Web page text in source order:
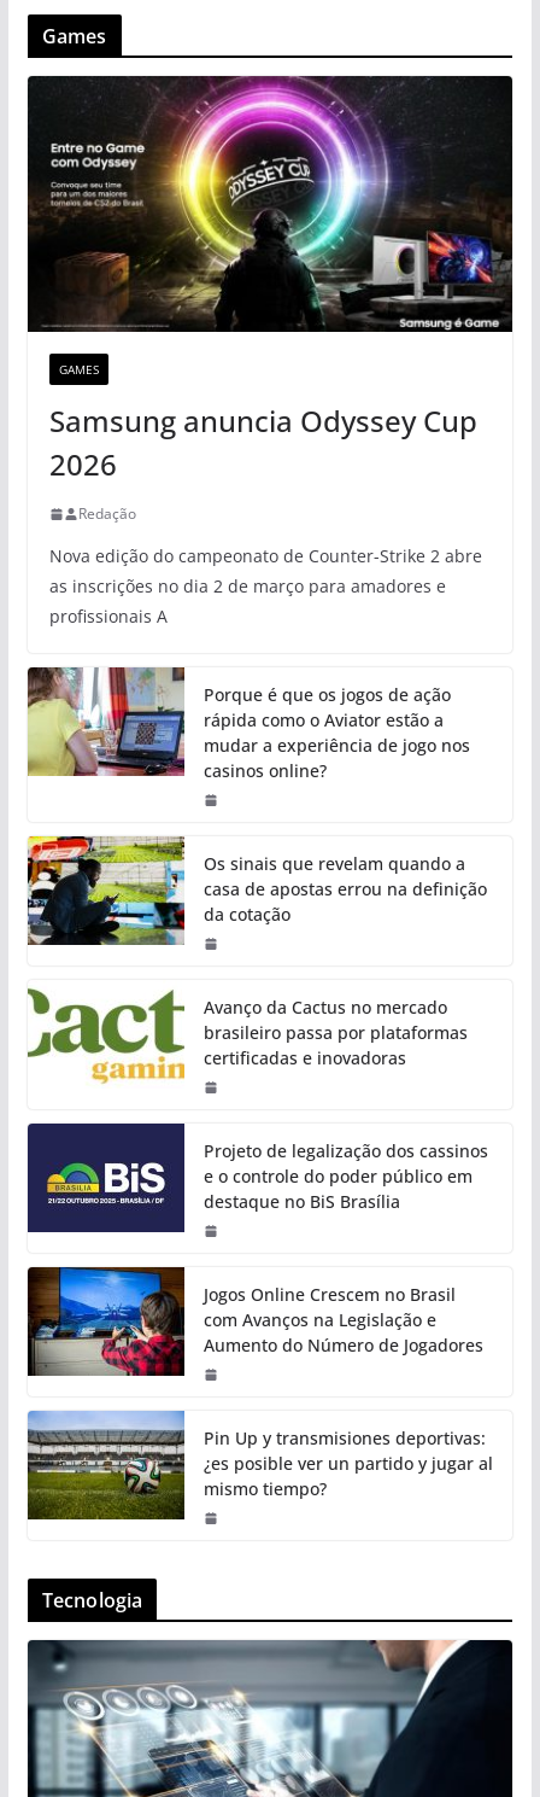
Games
GAMES
Samsung anuncia Odyssey Cup
2026
Redação
Nova edição do campeonato de Counter-Strike 2 abre
as inscrições no dia 2 de março para amadores e
profissionais A
Porque é que os jogos de ação
rápida como o Aviator estão a
mudar a experiência de jogo nos
casinos online?
Os sinais que revelam quando a
casa de apostas errou na definição
da cotação
Avanço da Cactus no mercado
brasileiro passa por plataformas
certificadas e inovadoras
Projeto de legalização dos cassinos
e o controle do poder público em
destaque no BiS Brasília
Jogos Online Crescem no Brasil
com Avanços na Legislação e
Aumento do Número de Jogadores
Pin Up y transmisiones deportivas:
¿es posible ver un partido y jugar al
mismo tiempo?
Tecnologia